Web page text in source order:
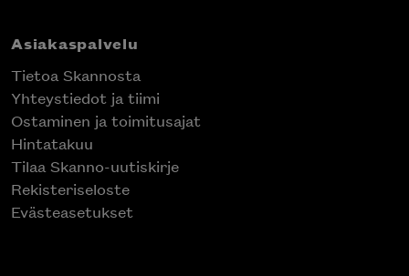
Asiakaspalvelu
Tietoa Skannosta
Yhteystiedot ja tiimi
Ostaminen ja toimitusajat
Hintatakuu
Tilaa Skanno-uutiskirje
Rekisteriseloste
Evästeasetukset